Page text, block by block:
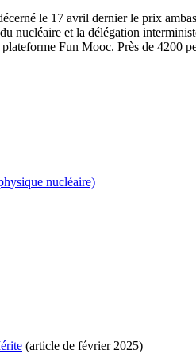
le 17 avril dernier le prix
nucléaire et la délégation
Fun Mooc. Près de 4200
nucléaire)
(article de février 2025)